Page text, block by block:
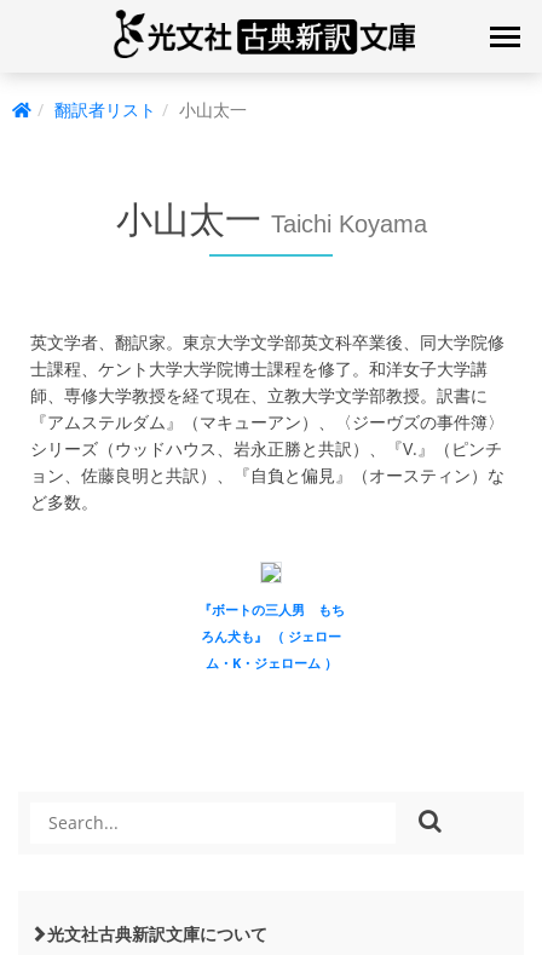
翻訳者リスト 小山太一
小山太一 Taichi Koyama
英文学者、翻訳家。東京大学文学部英文科卒業後、同大学院修
士課程、ケント大学大学院博士課程を修了。和洋女子大学講
師、専修大学教授を経て現在、立教大学文学部教授。訳書に
『アムステルダム』（マキューアン）、〈ジーヴズの事件簿〉
シリーズ（ウッドハウス、岩永正勝と共訳）、『V.』（ピンチ
ョン、佐藤良明と共訳）、『自負と偏見』（オースティン）な
ど多数。
『ボートの三人男 もち
ろん犬も』 （ ジェロー
ム・K・ジェローム ）
光文社古典新訳文庫について